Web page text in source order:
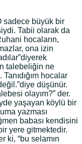
sadece büyük bir
Tabii olarak da
hocaların,
ona izin
talebeliğin ne
hocalar
düşünür.
olayım?” der.
yaşayan köylü bir
yazması
babası kendisini
yere gitmektedir.
ki, “bu selamın